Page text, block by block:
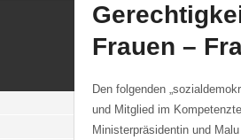
Frauen –
Den folgenden
und Mitglied im
Ministerpräsidentin und